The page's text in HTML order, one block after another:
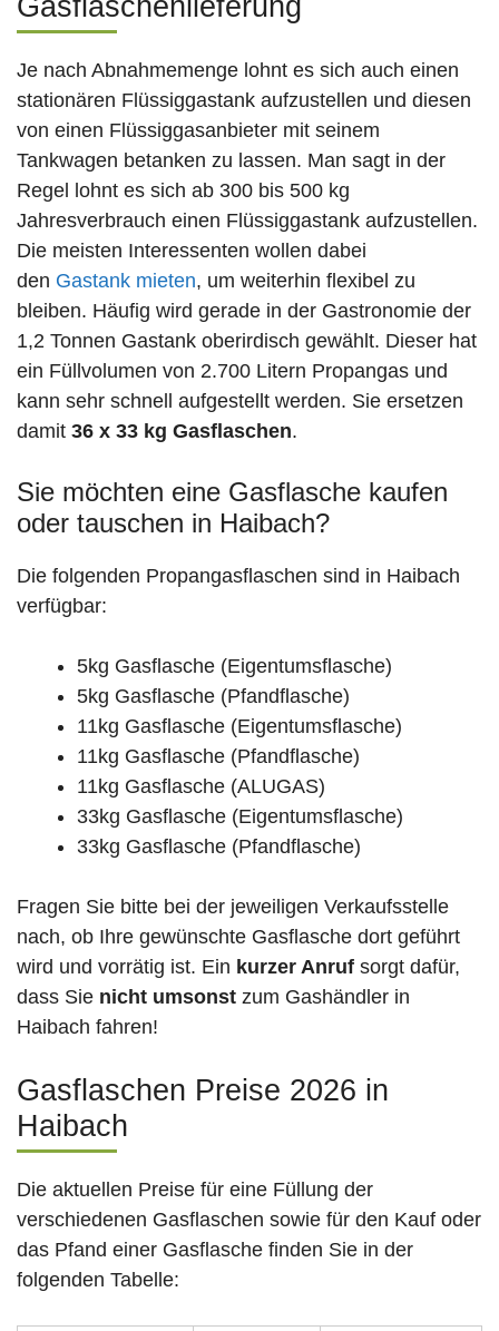
Gasflaschenlieferung
Je nach Abnahmemenge lohnt es sich auch einen
stationären Flüssiggastank aufzustellen und diesen
von einen Flüssiggasanbieter mit seinem
Tankwagen betanken zu lassen. Man sagt in der
Regel lohnt es sich ab 300 bis 500 kg
Jahresverbrauch einen Flüssiggastank aufzustellen.
Die meisten Interessenten wollen dabei
den Gastank mieten, um weiterhin flexibel zu
bleiben. Häufig wird gerade in der Gastronomie der
1,2 Tonnen Gastank oberirdisch gewählt. Dieser hat
ein Füllvolumen von 2.700 Litern Propangas und
kann sehr schnell aufgestellt werden. Sie ersetzen
damit 36 x 33 kg Gasflaschen.
Sie möchten eine Gasflasche kaufen
oder tauschen in Haibach?
Die folgenden Propangasflaschen sind in Haibach
verfügbar:
5kg Gasflasche (Eigentumsflasche)
5kg Gasflasche (Pfandflasche)
11kg Gasflasche (Eigentumsflasche)
11kg Gasflasche (Pfandflasche)
11kg Gasflasche (ALUGAS)
33kg Gasflasche (Eigentumsflasche)
33kg Gasflasche (Pfandflasche)
Fragen Sie bitte bei der jeweiligen Verkaufsstelle
nach, ob Ihre gewünschte Gasflasche dort geführt
wird und vorrätig ist. Ein kurzer Anruf sorgt dafür,
dass Sie nicht umsonst zum Gashändler in
Haibach fahren!
Gasflaschen Preise 2026 in
Haibach
Die aktuellen Preise für eine Füllung der
verschiedenen Gasflaschen sowie für den Kauf oder
das Pfand einer Gasflasche finden Sie in der
folgenden Tabelle: